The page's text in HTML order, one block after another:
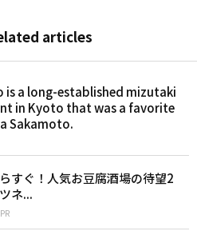
articles
is a long-established mizutaki
in Kyoto that was a favorite
Sakamoto.
すぐ！人気お豆腐酒場の待望2
ネ...
PR